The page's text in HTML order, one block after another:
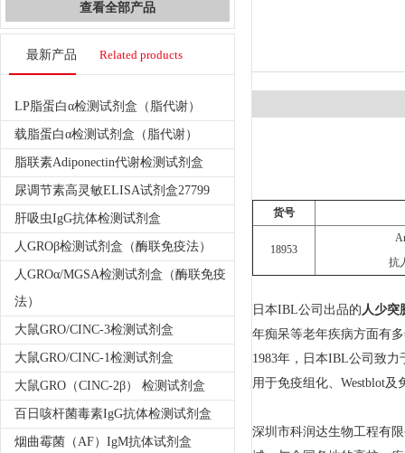
查看全部产品
最新产品 Related products
LP脂蛋白α检测试剂盒（脂代谢）
载脂蛋白α检测试剂盒（脂代谢）
脂联素Adiponectin代谢检测试剂盒
尿调节素高灵敏ELISA试剂盒27799
肝吸虫IgG抗体检测试剂盒
人GROβ检测试剂盒（酶联免疫法）
人GROα/MGSA检测试剂盒（酶联免疫
法）
大鼠GRO/CINC-3检测试剂盒
大鼠GRO/CINC-1检测试剂盒
大鼠GRO（CINC-2β） 检测试剂盒
百日咳杆菌毒素IgG抗体检测试剂盒
烟曲霉菌（AF）IgM抗体试剂盒
货号
18953
抗
日本IBL公司出品的 人少突
年痴呆等老年疾病方面有
1983年，日本IBL公司致
用于免疫组化、Westblot及
深圳市科润达生物工程有